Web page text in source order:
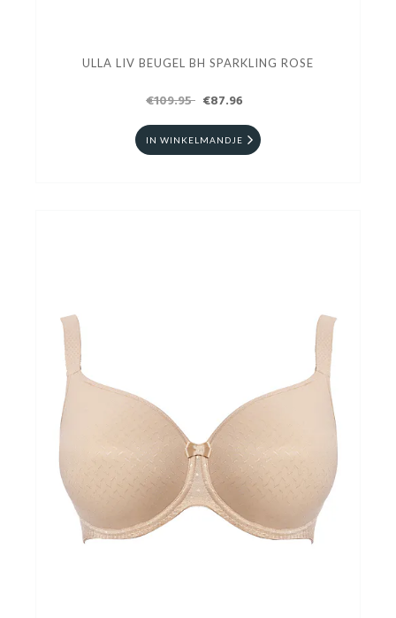
ULLA LIV BEUGEL BH SPARKLING ROSE
€109.95 €87.96
IN WINKELMANDJE